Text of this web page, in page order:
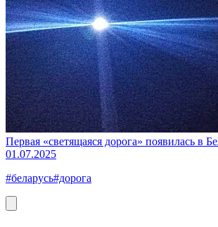
Первая «светящаяся дорога» появилась в
01.07.2025
#беларусь#дорога